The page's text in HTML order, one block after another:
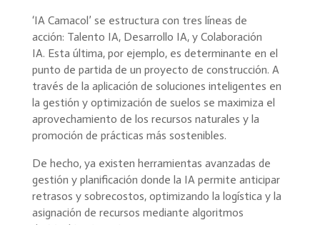
‘IA Camacol’ se estructura con tres líneas de
acción: Talento IA, Desarrollo IA, y Colaboración
IA. Esta última, por ejemplo, es determinante en el
punto de partida de un proyecto de construcción. A
través de la aplicación de soluciones inteligentes en
la gestión y optimización de suelos se maximiza el
aprovechamiento de los recursos naturales y la
promoción de prácticas más sostenibles.
De hecho, ya existen herramientas avanzadas de
gestión y planificación donde la IA permite anticipar
retrasos y sobrecostos, optimizando la logística y la
asignación de recursos mediante algoritmos